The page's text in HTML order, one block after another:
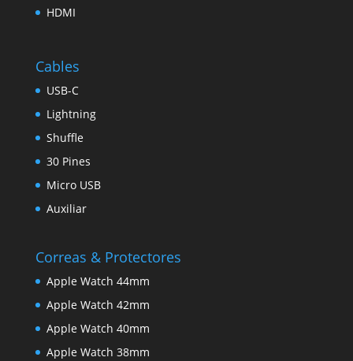
HDMI
Cables
USB-C
Lightning
Shuffle
30 Pines
Micro USB
Auxiliar
Correas & Protectores
Apple Watch 44mm
Apple Watch 42mm
Apple Watch 40mm
Apple Watch 38mm